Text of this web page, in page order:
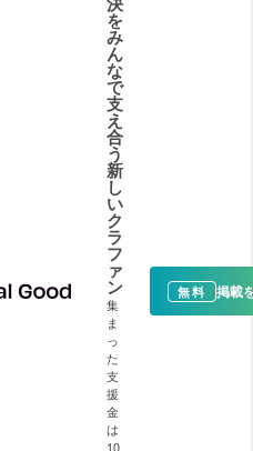
を
み
ん
な
で
支
え
合
う
新
し
い
ク
ラ
フ
ァ
ン
集
ま
っ
た
支
援
金
は
10
無料 掲載